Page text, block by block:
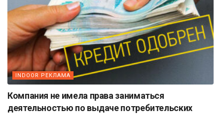
INDOOR РЕКЛАМА
Компания не имела права заниматься
деятельностью по выдаче потребительских